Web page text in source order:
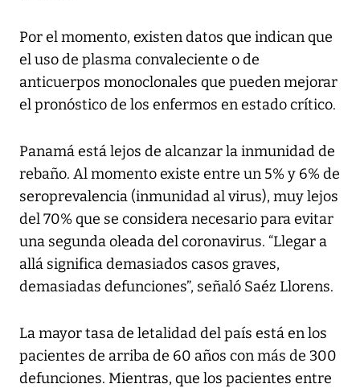
Por el momento, existen datos que indican que
el uso de plasma convaleciente o de
anticuerpos monoclonales que pueden mejorar
el pronóstico de los enfermos en estado crítico.
Panamá está lejos de alcanzar la inmunidad de
rebaño. Al momento existe entre un 5% y 6% de
seroprevalencia (inmunidad al virus), muy lejos
del 70% que se considera necesario para evitar
una segunda oleada del coronavirus. “Llegar a
allá significa demasiados casos graves,
demasiadas defunciones”, señaló Saéz Llorens.
La mayor tasa de letalidad del país está en los
pacientes de arriba de 60 años con más de 300
defunciones. Mientras, que los pacientes entre